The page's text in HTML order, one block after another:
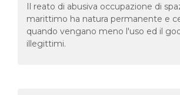
Il reato di abusiva occupazione di
marittimo ha natura permanente e
quando vengano meno l'uso ed il
illegittimi.